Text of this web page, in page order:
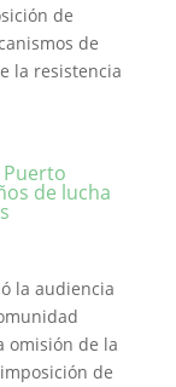
de
de
la resistencia
de lucha
la audiencia
omisión de la
de